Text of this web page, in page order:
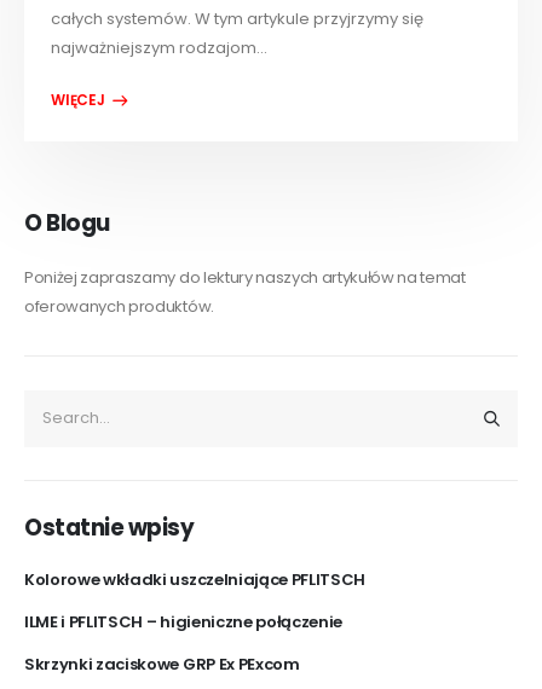
całych systemów. W tym artykule przyjrzymy się
najważniejszym rodzajom...
O Blogu
Poniżej zapraszamy do lektury naszych artykułów na temat
oferowanych produktów.
Ostatnie wpisy
Kolorowe wkładki uszczelniające PFLITSCH
ILME i PFLITSCH – higieniczne połączenie
Skrzynki zaciskowe GRP Ex PExcom